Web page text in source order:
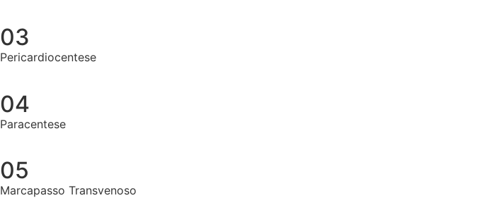
03
Pericardiocentese
04
Paracentese
05
Marcapasso Transvenoso